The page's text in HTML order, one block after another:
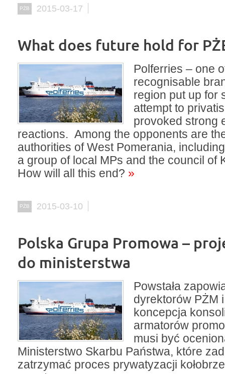
PŻB 2015-03-17
What does future hold for
Polferries – one
recognisable
region put up for
attempt to
provoked strong
reactions. Among the opponents are
authorities of West Pomerania,
a group of local MPs and the council of
How will all this end? »
PŻB 2015-03-10
Polska Grupa Promowa –
do ministerstwa
Powstała
dyrektorów PŻM
koncepcja
armatorów
musi być
Ministerstwo Skarbu Państwa, które
zatrzymać proces prywatyzacji